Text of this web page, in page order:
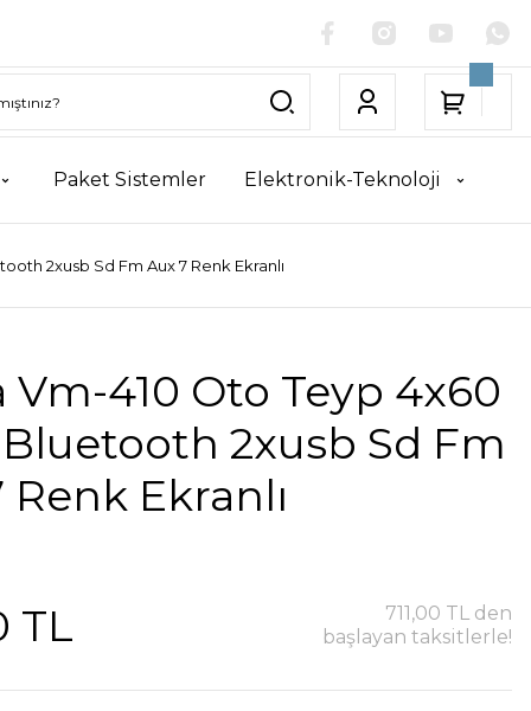
Paket Sistemler Elektronik-Teknoloji
2xusb Sd Fm Aux 7 Renk Ekranlı
Vm-410 Oto Teyp 4x60
2xusb Sd Fm
Renk Ekranlı
TL
711,00 TL den
başlayan taksitlerle!